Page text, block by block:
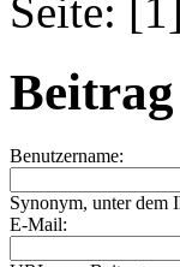
Seite: [1]
Benutzername:
Synonym, unter dem
E-Mail: